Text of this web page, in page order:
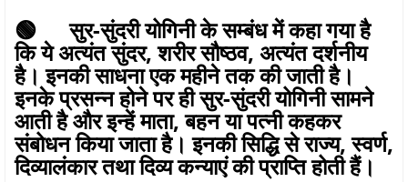
🟢 सुर-सुंदरी योगिनी के सम्बंध में कहा गया है
कि ये अत्यंत सुंदर, शरीर सौष्ठव, अत्यंत दर्शनीय
है। इनकी साधना एक महीने तक की जाती है।
इनके प्रसन्न होने पर ही सुर-सुंदरी योगिनी सामने
आती है और इन्हें माता, बहन या पत्नी कहकर
संबोधन किया जाता है। इनकी सिद्धि से राज्य, स्वर्ण,
दिव्यालंकार तथा दिव्य कन्याएं की प्राप्ति होती हैं।